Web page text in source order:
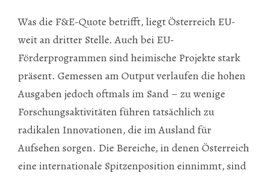
Was die F&E-Quote betrifft, liegt Österreich EU-
weit an dritter Stelle. Auch bei EU-
Förderprogrammen sind heimische Projekte stark
präsent. Gemessen am Output verlaufen die hohen
Ausgaben jedoch oftmals im Sand – zu wenige
Forschungsaktivitäten führen tatsächlich zu
radikalen Innovationen, die im Ausland für
Aufsehen sorgen. Die Bereiche, in denen Österreich
eine internationale Spitzenposition einnimmt, sind